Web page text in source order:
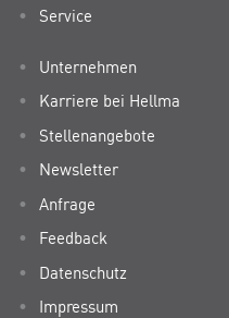
Service
Unternehmen
Karriere bei Hellma
Stellenangebote
Newsletter
Anfrage
Feedback
Datenschutz
Impressum